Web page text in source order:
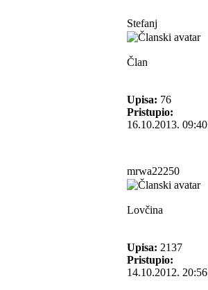
Stefanj
Član
Upisa: 76
Pristupio:
16.10.2013. 09:40
mrwa22250
Lovčina
Upisa: 2137
Pristupio:
14.10.2012. 20:56